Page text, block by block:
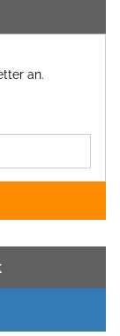
an.